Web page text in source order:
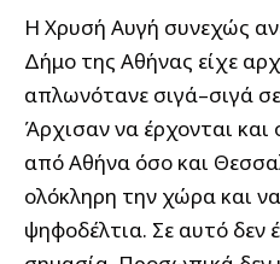
Η Χρυσή Αυγή συνεχώς
Δήμο της Αθήνας είχε
απλωνότανε σιγά–σιγά
Άρχισαν να έρχονται
από Αθήνα όσο και
ολόκληρη την χώρα και
ψηφοδέλτια. Σε αυτό δεν